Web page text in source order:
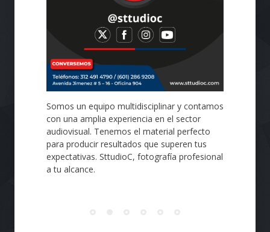
Somos un equipo multidisciplinar y contamos
con una amplia experiencia en el sector
audiovisual. Tenemos el material perfecto
para producir resultados que superen tus
expectativas. SttudioC, fotografía profesional
a tu alcance.